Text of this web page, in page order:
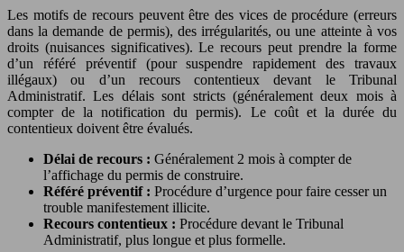
Les motifs de recours peuvent être des vices de procédure (erreurs
dans la demande de permis), des irrégularités, ou une atteinte à vos
droits (nuisances significatives). Le recours peut prendre la forme
d’un référé préventif (pour suspendre rapidement des travaux
illégaux) ou d’un recours contentieux devant le Tribunal
Administratif. Les délais sont stricts (généralement deux mois à
compter de la notification du permis). Le coût et la durée du
contentieux doivent être évalués.
Délai de recours : Généralement 2 mois à compter de
l’affichage du permis de construire.
Référé préventif : Procédure d’urgence pour faire cesser un
trouble manifestement illicite.
Recours contentieux : Procédure devant le Tribunal
Administratif, plus longue et plus formelle.